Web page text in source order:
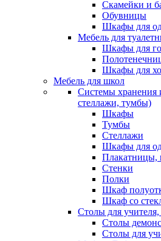
Скамейки и
Обувницы
Шкафы для
Мебель для
Шкафы для
Шкафы для
Мебель для школ
Системы хранения
стеллажи, тумбы)
Шкафы
Тумбы
Стеллажи
Шкафы для
Плакатницы,
Стенки
Полки
Шкаф
Шкаф со
Столы для
Столы
Столы для